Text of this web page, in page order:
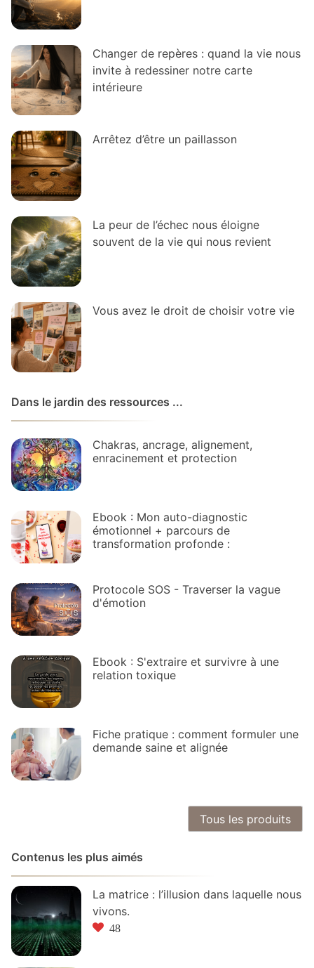
Changer de repères : quand la vie nous
invite à redessiner notre carte
intérieure
Arrêtez d’être un paillasson
La peur de l’échec nous éloigne
souvent de la vie qui nous revient
Vous avez le droit de choisir votre vie
Dans le jardin des ressources ...
Chakras, ancrage, alignement,
enracinement et protection
Ebook : Mon auto-diagnostic
émotionnel + parcours de
transformation profonde :
Protocole SOS - Traverser la vague
d'émotion
Ebook : S'extraire et survivre à une
relation toxique
Fiche pratique : comment formuler une
demande saine et alignée
Tous les produits
Contenus les plus aimés
La matrice : l’illusion dans laquelle nous
vivons.
48